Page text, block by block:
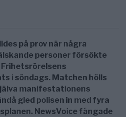
på prov när några
personer försökte
i söndags. Matchen hölls
manifestationens
gled polisen in med fyra
NewsVoice fångade